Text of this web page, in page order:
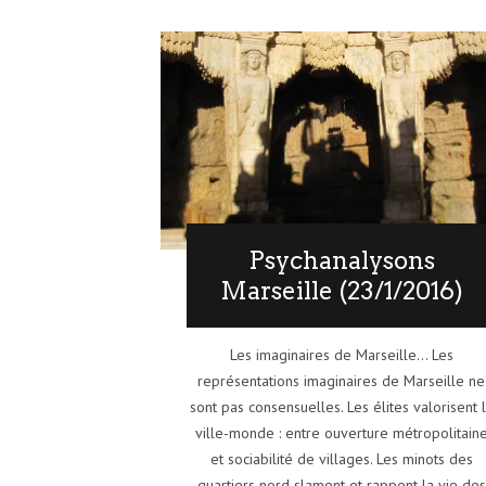
Psychanalysons
Marseille (23/1/2016)
Les imaginaires de Marseille… Les
représentations imaginaires de Marseille ne
sont pas consensuelles. Les élites valorisent
ville-monde : entre ouverture
et sociabilité de villages. Les minots des